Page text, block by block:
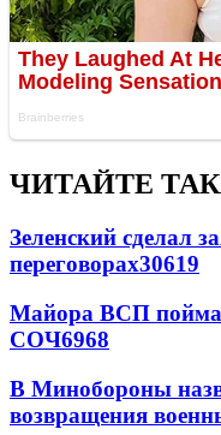
ЧИТАЙТЕ
Зеленский сделал
переговорах30619
Майора ВСП
СОЧ6968
В Минобороны
возвращения